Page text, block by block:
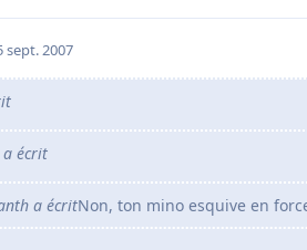
sept. 2007
écrit
a écritNon, ton mino esquive en